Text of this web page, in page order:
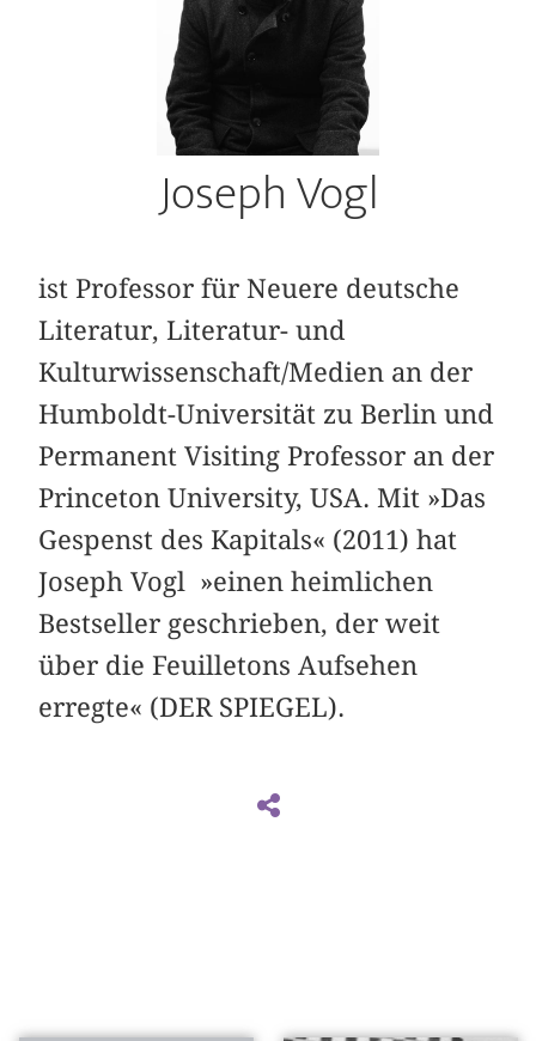
Joseph Vogl
ist Professor für Neuere deutsche
Literatur, Literatur- und
Kulturwissenschaft/Medien an der
Humboldt-Universität zu Berlin und
Permanent Visiting Professor an der
Princeton University, USA. Mit »Das
Gespenst des Kapitals« (2011) hat
Joseph Vogl »einen heimlichen
Bestseller geschrieben, der weit
über die Feuilletons Aufsehen
erregte« (DER SPIEGEL).